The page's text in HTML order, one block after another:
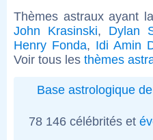
Thèmes astraux ayant
John Krasinski, Dylan
Henry Fonda, Idi Amin
Voir tous les thèmes
Base astrologique
78 146 célébrités et